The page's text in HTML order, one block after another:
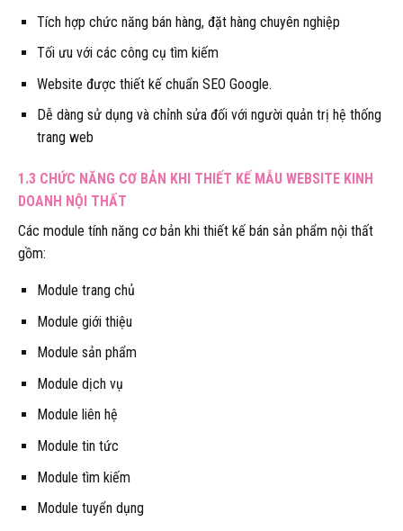
Tích hợp chức năng bán hàng, đặt hàng chuyên nghiệp
Tối ưu với các công cụ tìm kiếm
Website được thiết kế chuẩn SEO Google.
Dễ dàng sử dụng và chỉnh sửa đối với người quản trị hệ thống
trang web
1.3 CHỨC NĂNG CƠ BẢN KHI THIẾT KẾ MẪU WEBSITE KINH
DOANH NỘI THẤT
Các module tính năng cơ bản khi thiết kế bán sản phẩm nội thất
gồm:
Module trang chủ
Module giới thiệu
Module sản phẩm
Module dịch vụ
Module liên hệ
Module tin tức
Module tìm kiếm
Module tuyển dụng